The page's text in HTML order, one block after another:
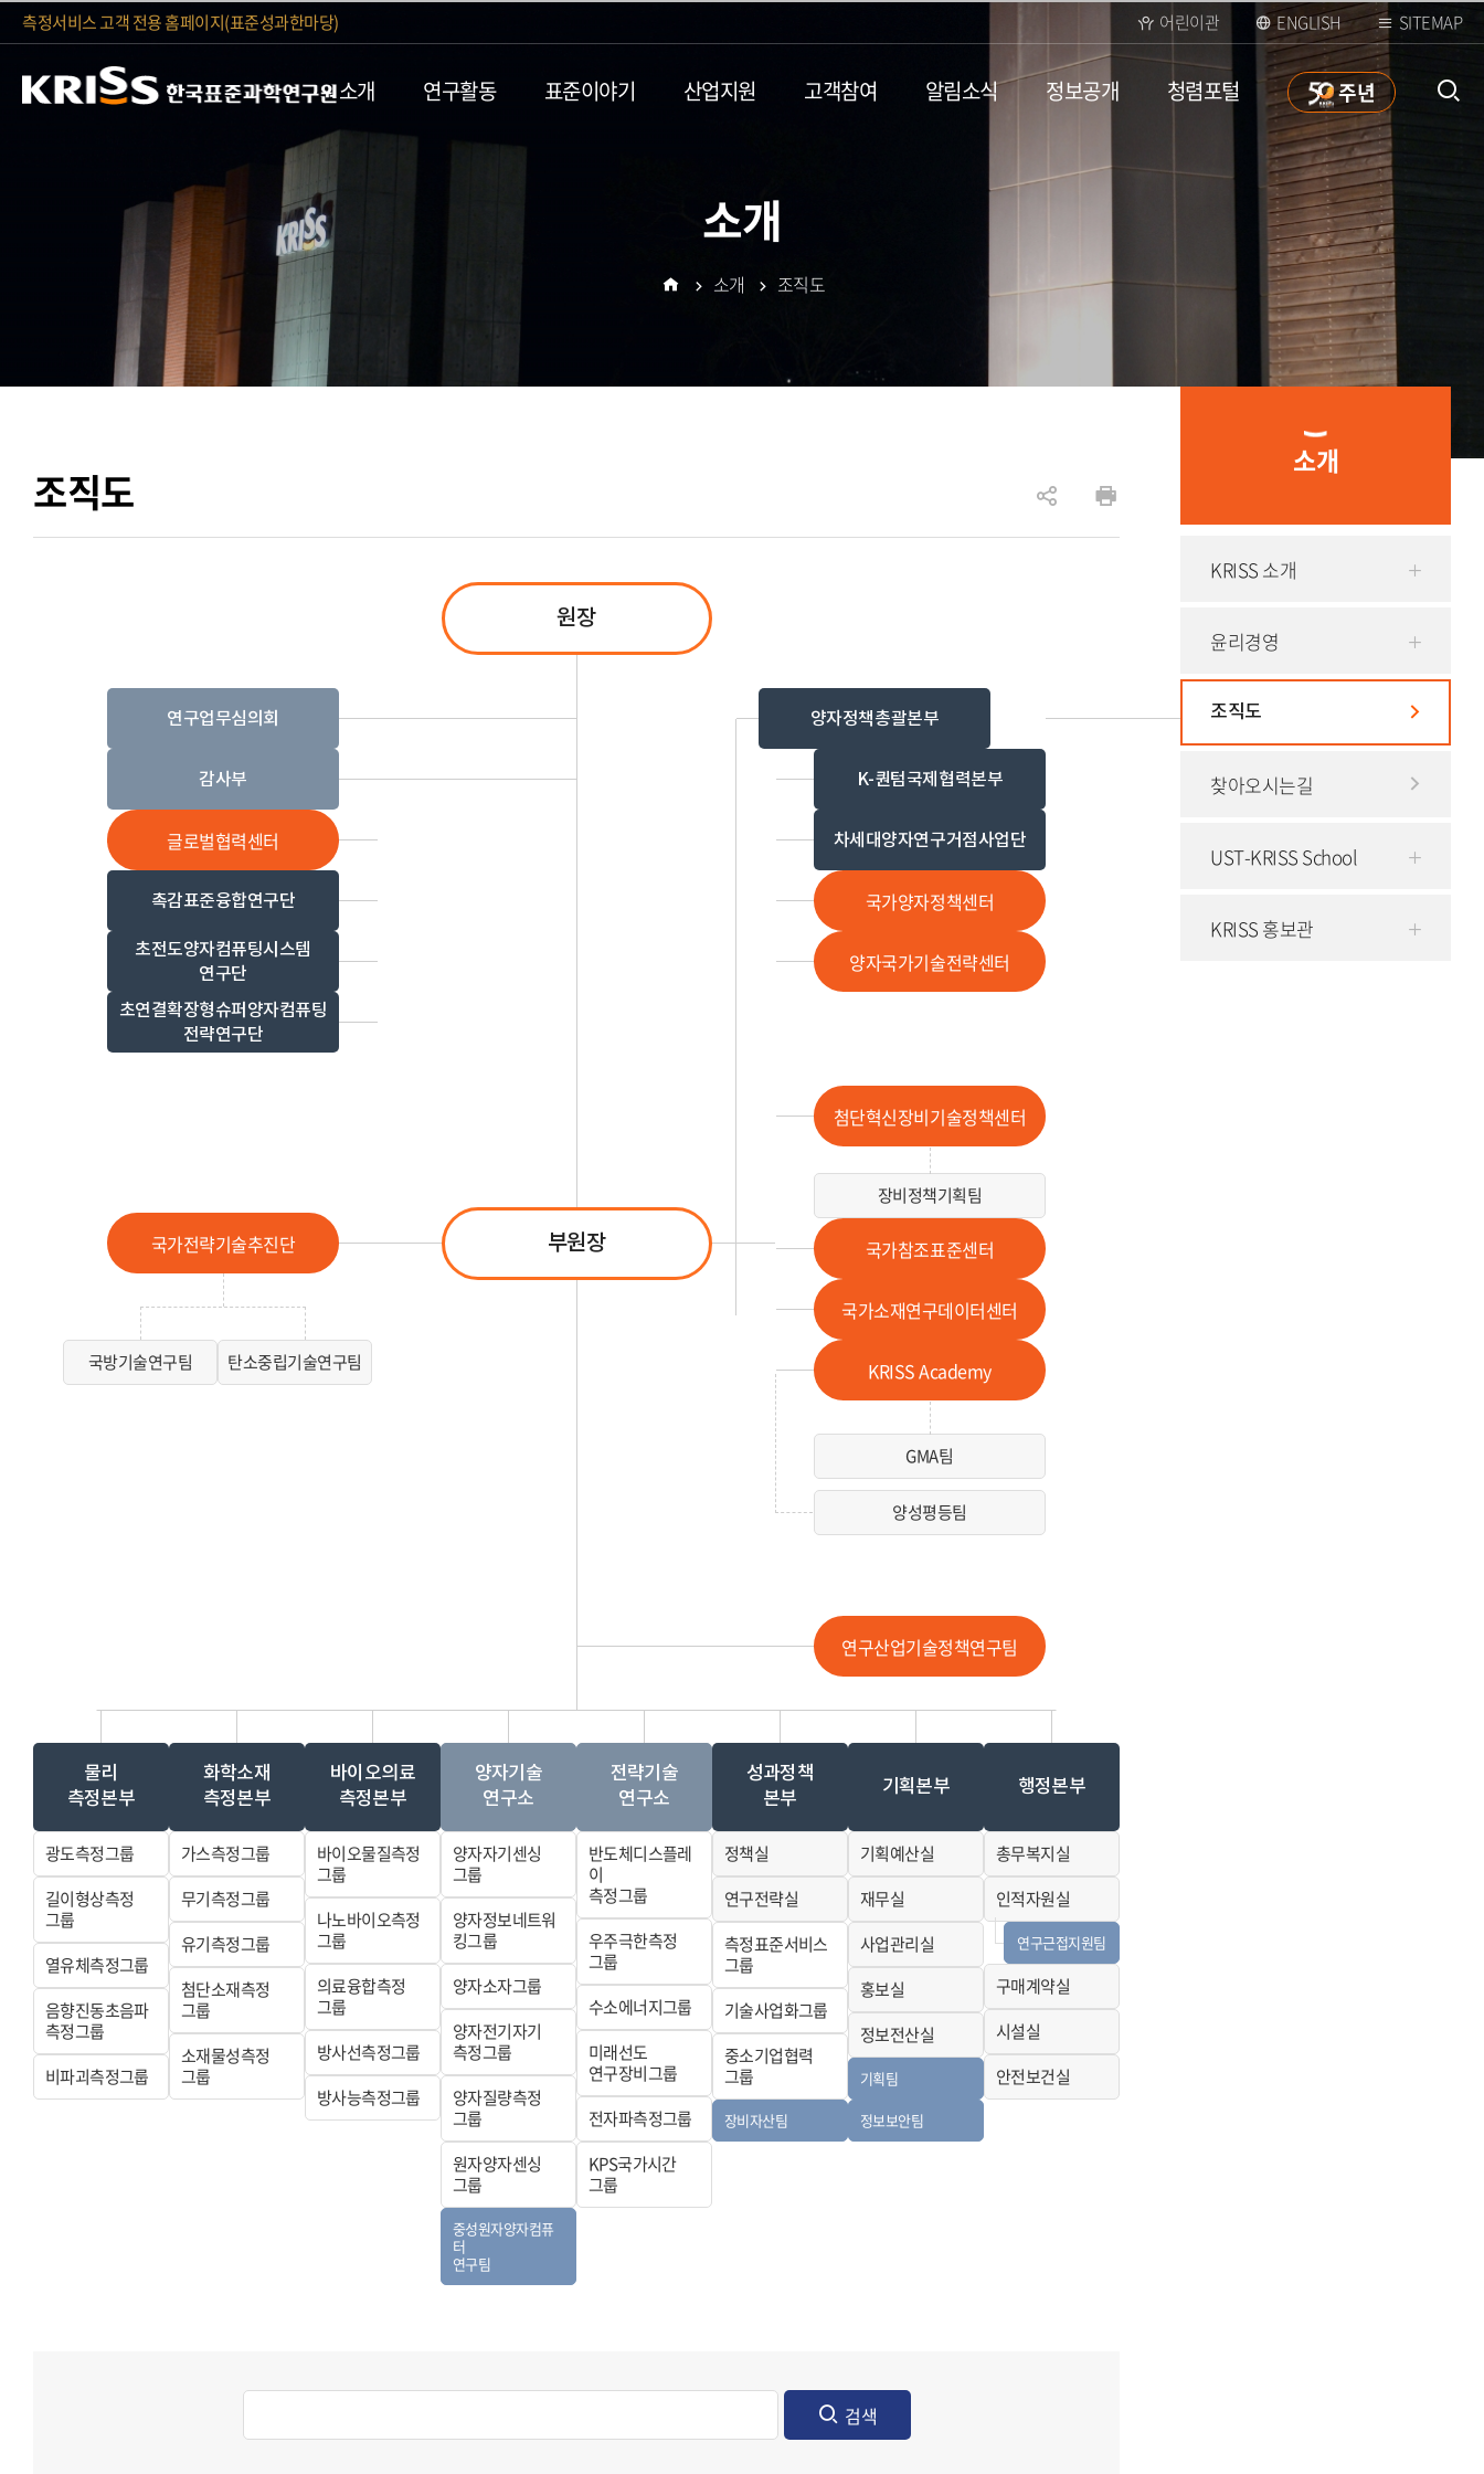
측정서비스 고객 전용 홈페이지(표준성과한마당) 어린이관 ENGLISH SITEMAP
소개 연구활동 표준이야기 산업지원 고객참여 알림소식 정보공개 청렴포털 50
주년
소개
소개
KRISS 소개
윤리경영
조직도
찾아오시는길
UST-KRISS School
KRISS 홍보관
조직도
소개 조직도
유
원장
양자정책총괄본부
K-퀀텀국제협력본부
차세대양자연구거점사업단
국가양자정책센터
양자국가기술전략센터
연구업무심의회
감사부
글로벌협력센터
촉감표준융합연구단
초전도양자컴퓨팅시스템
연구단
초연결확장형슈퍼양자컴퓨팅
전략연구단
첨단혁신장비기술정책센터
장비정책기획팀
국가참조표준센터
국가소재연구데이터센터
KRISS Academy
GMA팀
양성평등팀
부원장
국가전략기술추진단
국방기술연구팀 탄소중립기술연구팀
연구산업기술정책연구팀
물리
측정본부
광도측정그룹
길이형상측정
그룹
열유체측정그룹
음향진동초음파
측정그룹
비파괴측정그룹
화학소재
측정본부
가스측정그룹
무기측정그룹
유기측정그룹
첨단소재측정
그룹
소재물성측정
그룹
바이오의료
측정본부
바이오물질측정
그룹
나노바이오측정
그룹
의료융합측정
그룹
방사선측정그룹
방사능측정그룹
양자기술
연구소
양자자기센싱
그룹
양자정보네트워
킹그룹
양자소자그룹
양자전기자기
측정그룹
양자질량측정
그룹
원자양자센싱
그룹
중성원자양자컴퓨
터
연구팀
전략기술
연구소
반도체디스플레
이
측정그룹
우주극한측정
그룹
수소에너지그룹
미래선도
연구장비그룹
전자파측정그룹
KPS국가시간
그룹
성과정책
본부
정책실
연구전략실
측정표준서비스
그룹
기술사업화그룹
중소기업협력
그룹
장비자산팀
기획본부
기획예산실
재무실
사업관리실
홍보실
정보전산실
기획팀
정보보안팀
행정본부
총무복지실
인적자원실
연구근접지원팀
구매계약실
시설실
안전보건실
검색